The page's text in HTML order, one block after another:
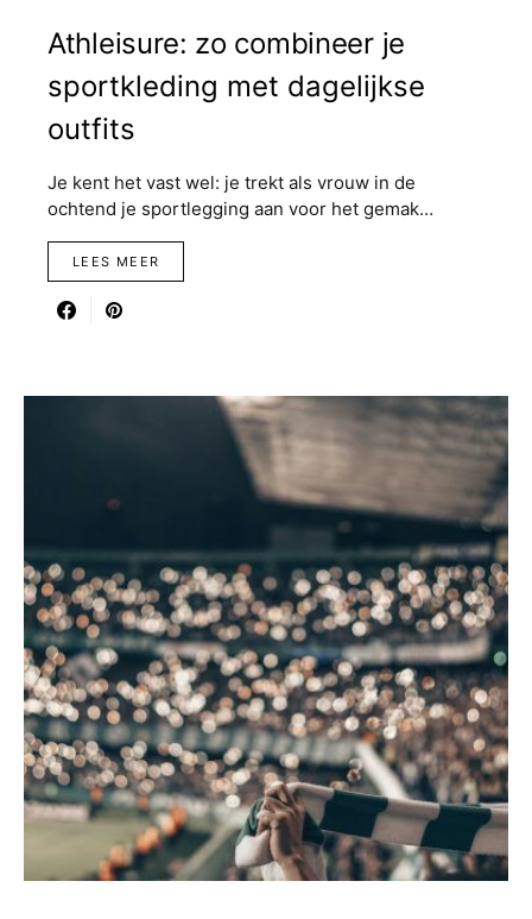
Athleisure: zo combineer je
sportkleding met dagelijkse
outfits
Je kent het vast wel: je trekt als vrouw in de
ochtend je sportlegging aan voor het gemak…
LEES MEER